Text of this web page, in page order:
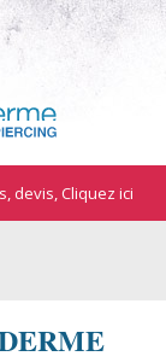
devis, Cliquez ici